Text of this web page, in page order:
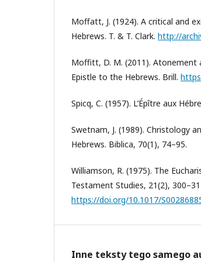
Moffatt, J. (1924). A critical and
Hebrews. T. & T. Clark. http://
Moffitt, D. M. (2011). Atonement
Epistle to the Hebrews. Brill.
Spicq, C. (1957). L’Épître aux
Swetnam, J. (1989). Christology
Hebrews. Biblica, 70(1), 74–95.
Williamson, R. (1975). The
Testament Studies, 21(2),
https://doi.org/10.1017/
Inne teksty tego samego